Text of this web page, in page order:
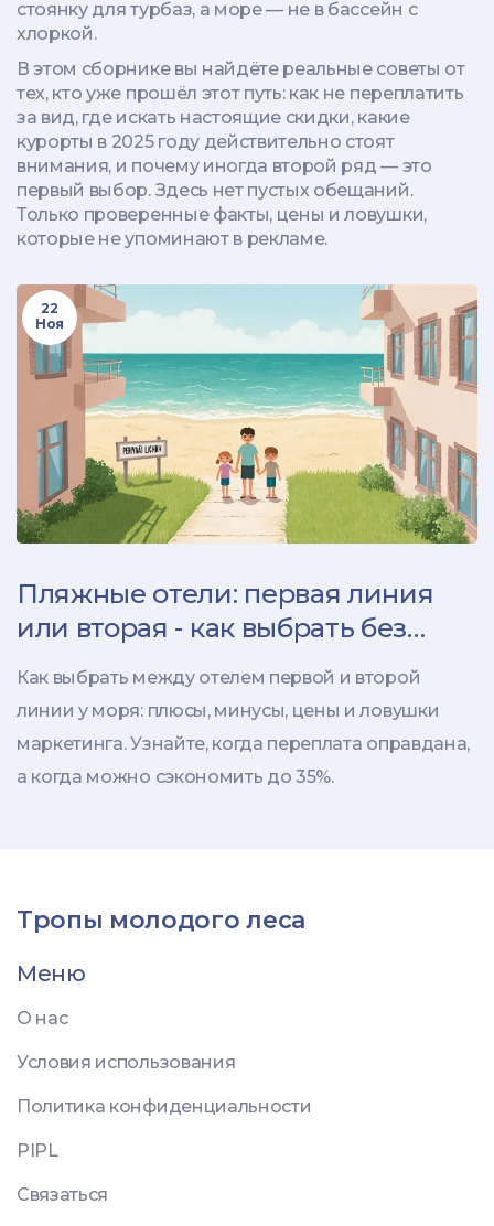
стоянку для турбаз, а море — не в бассейн с
хлоркой.
В этом сборнике вы найдёте реальные советы от
тех, кто уже прошёл этот путь: как не переплатить
за вид, где искать настоящие скидки, какие
курорты в 2025 году действительно стоят
внимания, и почему иногда второй ряд — это
первый выбор. Здесь нет пустых обещаний.
Только проверенные факты, цены и ловушки,
которые не упоминают в рекламе.
22
Ноя
Пляжные отели: первая линия
или вторая - как выбрать без
переплаты
Как выбрать между отелем первой и второй
линии у моря: плюсы, минусы, цены и ловушки
маркетинга. Узнайте, когда переплата оправдана,
а когда можно сэкономить до 35%.
Тропы молодого леса
Меню
О нас
Условия использования
Политика конфиденциальности
PIPL
Связаться